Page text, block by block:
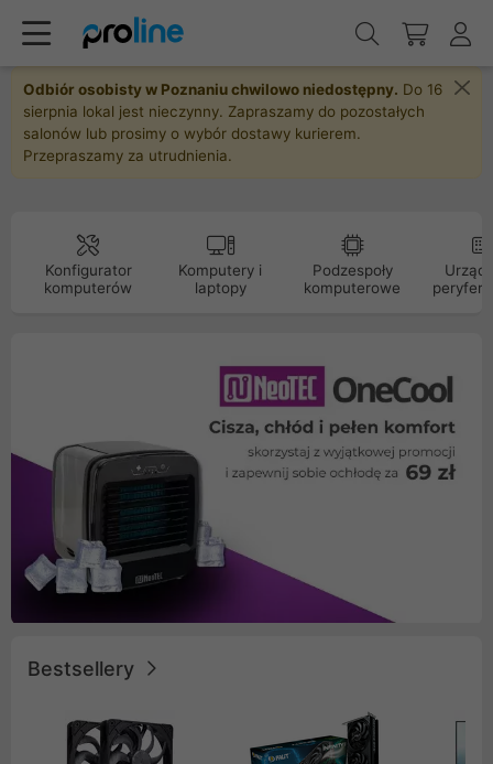
Odbiór osobisty w Poznaniu chwilowo niedostępny. Do 16
sierpnia lokal jest nieczynny. Zapraszamy do pozostałych
salonów lub prosimy o wybór dostawy kurierem.
Przepraszamy za utrudnienia.
Konfigurator
komputerów
Komputery i
laptopy
Podzespoły
komputerowe
Bestsellery